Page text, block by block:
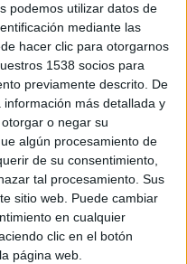
podemos utilizar datos de
mediante las
hacer clic para otorgarnos
1538 socios para
previamente descrito. De
más detallada y
o negar su
algún procesamiento de
de su consentimiento,
tal procesamiento. Sus
sitio web. Puede cambiar
en cualquier
clic en el botón
página web.
Adrián Hernández,
Laura Gómez